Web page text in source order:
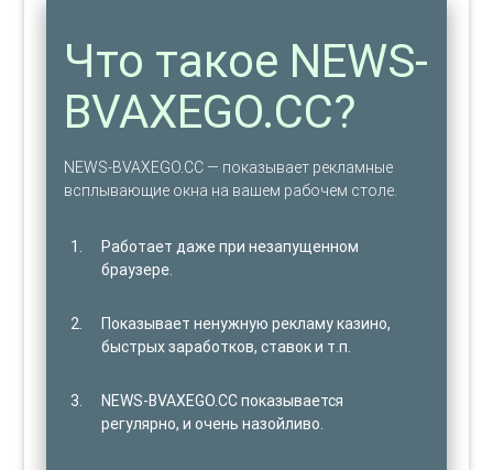
Что такое NEWS-
BVAXEGO.CC?
NEWS-BVAXEGO.CC — показывает рекламные
всплывающие окна на вашем рабочем столе.
Работает даже при незапущенном
браузере.
Показывает ненужную рекламу казино,
быстрых заработков, ставок и т.п.
NEWS-BVAXEGO.CC показывается
регулярно, и очень назойливо.